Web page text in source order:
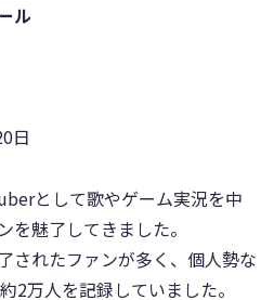
ル
日
として歌やゲーム実況を中
魅了してきました。
されたファンが多く、個人勢な
2万人を記録していました。